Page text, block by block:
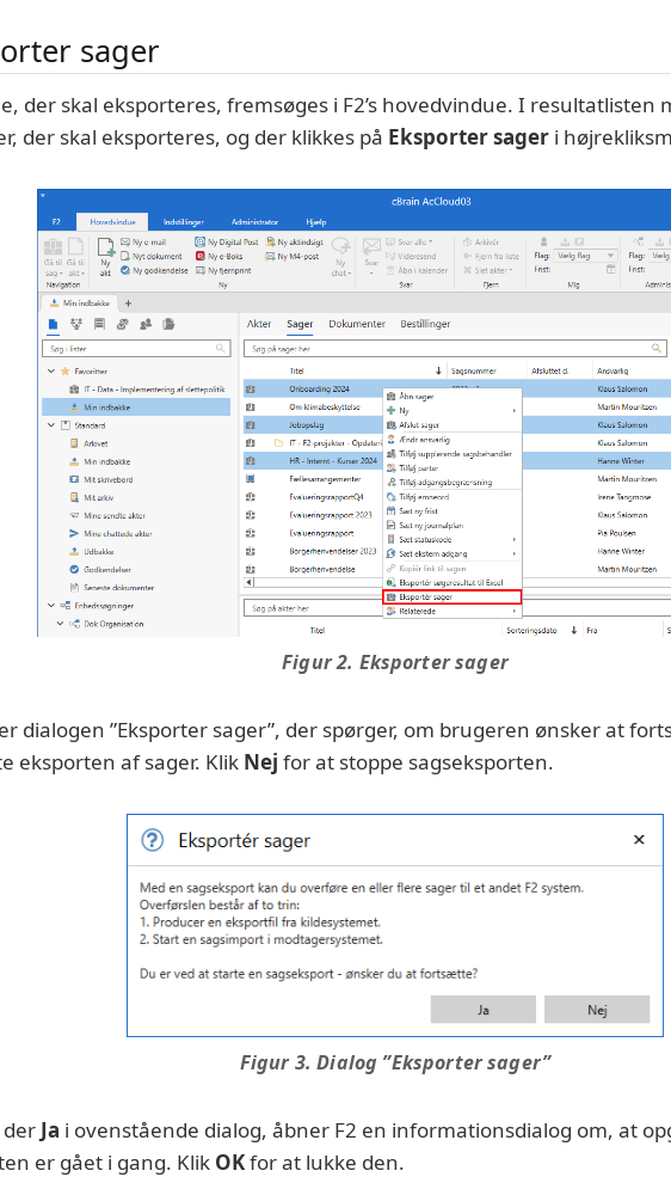
sager
der skal eksporteres, fremsøges i F2’s hovedvindue. I resultatlisten
der skal eksporteres, og der klikkes på Eksporter sager i
Figur 2. Eksporter sager
dialogen ”Eksporter sager”, der spørger, om brugeren ønsker at
eksporten af sager. Klik Nej for at stoppe sagseksporten.
Figur 3. Dialog ”Eksporter sager”
der Ja i ovenstående dialog, åbner F2 en informationsdialog om, at
er gået i gang. Klik OKfor at lukke den.